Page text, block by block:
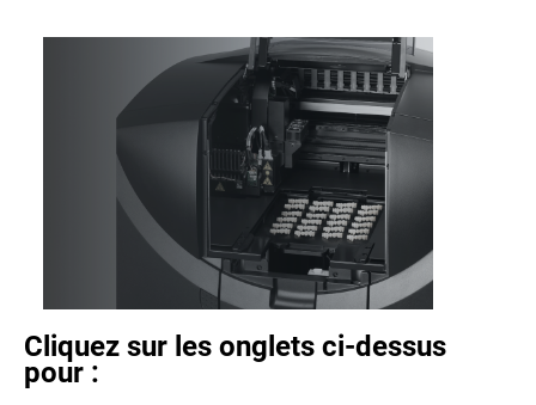
Cliquez sur les onglets ci-dessus
pour :